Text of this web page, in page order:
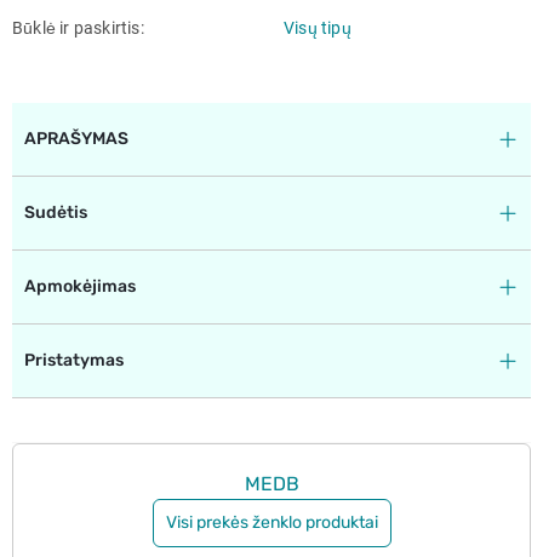
Būklė ir paskirtis Visų tipų
APRAŠYMAS
Sudėtis
Apmokėjimas
Pristatymas
MEDB
Visi prekės ženklo produktai